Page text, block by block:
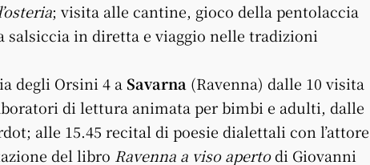
; visita alle cantine, gioco della pentolaccia
in diretta e viaggio nelle tradizioni
degli Orsini 4 a Savarna (Ravenna) dalle 10 visita
di lettura animata per bimbi e adulti, dalle
alle 15.45 recital di poesie dialettali con l’attore
del libro Ravenna a viso apertodi Giovanni